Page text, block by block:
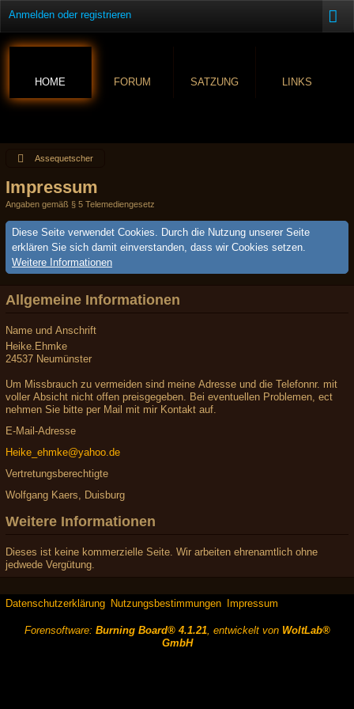
Anmelden oder registrieren
HOME FORUM SATZUNG LINKS
Assequetscher
Impressum
Angaben gemäß § 5 Telemediengesetz
Diese Seite verwendet Cookies. Durch die Nutzung unserer Seite
erklären Sie sich damit einverstanden, dass wir Cookies setzen.
Weitere Informationen
Allgemeine Informationen
Name und Anschrift
Heike.Ehmke
24537 Neumünster
Um Missbrauch zu vermeiden sind meine Adresse und die Telefonnr. mit
voller Absicht nicht offen preisgegeben. Bei eventuellen Problemen, ect
nehmen Sie bitte per Mail mit mir Kontakt auf.
E-Mail-Adresse
Heike_ehmke@yahoo.de
Vertretungsberechtigte
Wolfgang Kaers, Duisburg
Weitere Informationen
Dieses ist keine kommerzielle Seite. Wir arbeiten ehrenamtlich ohne
jedwede Vergütung.
Datenschutzerklärung Nutzungsbestimmungen Impressum
Forensoftware: Burning Board® 4.1.21, entwickelt von WoltLab®
GmbH